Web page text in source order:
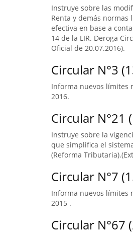
Instruye sobre las
Renta y demás
efectiva en base a
14 de la LIR. Deroga
Oficial de 20.07.2016).
Circular N°3
Informa nuevos límites
2016.
Circular N°21
Instruye sobre la
que simplifica el
(Reforma
Circular N°7
Informa nuevos límites
2015 .
Circular N°67